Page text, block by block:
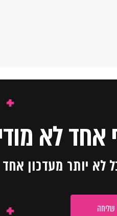
לא
לא יותר מעדכון